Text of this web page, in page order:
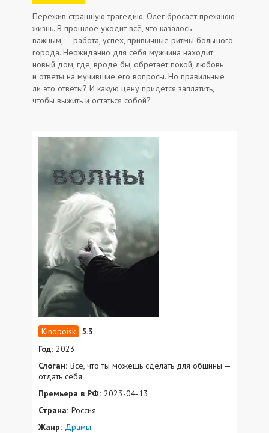
Пережив страшную трагедию, Олег бросает прежнюю
жизнь. В прошлое уходит всё, что казалось
важным, — работа, успех, привычные ритмы большого
города. Неожиданно для себя мужчина находит
новый дом, где, вроде бы, обретает покой, любовь
и ответы на мучившие его вопросы. Но правильные
ли это ответы? И какую цену придется заплатить,
чтобы выжить и остаться собой?
5.3
Год: 2023
Слоган: Всё, что ты можешь сделать для общины —
отдать себя
Премьера в РФ: 2023-04-13
Страна: Россия
Жанр: Драмы